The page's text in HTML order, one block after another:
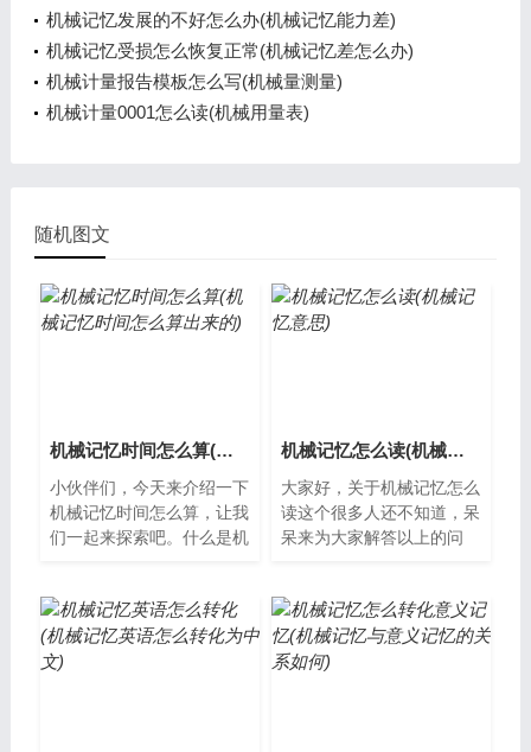
机械记忆发展的不好怎么办(机械记忆能力差)
机械记忆受损怎么恢复正常(机械记忆差怎么办)
机械计量报告模板怎么写(机械量测量)
机械计量0001怎么读(机械用量表)
随机图文
机械记忆时间怎么算(机械记忆时间怎么算出来的)
小伙伴们，今天来介绍一下
机械记忆时间怎么算，让我
们一起来探索吧。什么是机
程中，由于...
机械记忆怎么读(机械记忆意思)
大家好，关于机械记忆怎么
读这个很多人还不知道，呆
呆来为大家解答以上的问
械记忆是...